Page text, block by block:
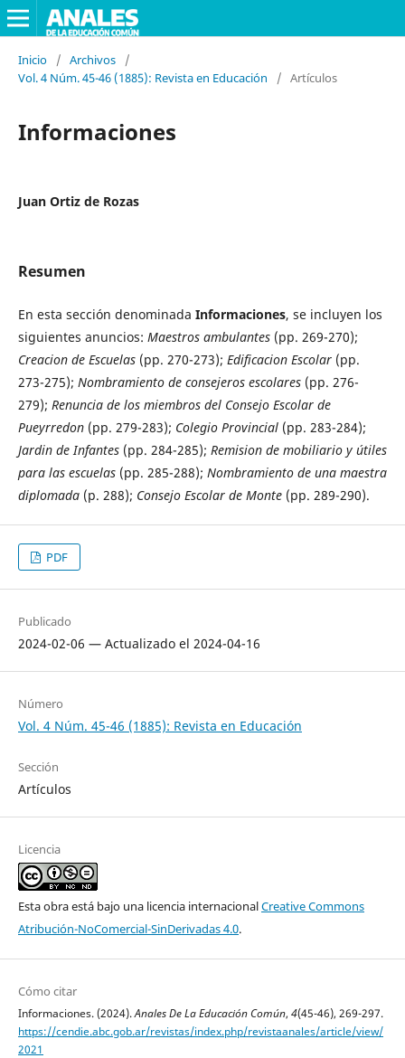
Inicio / Archivos
/
Vol. 4 Núm. 45-46 (1885): Revista en Educación
/ Artículos
Informaciones
Juan Ortiz de Rozas
Resumen
En esta sección denominada Informaciones, se incluyen los
siguientes anuncios: Maestros ambulantes (pp. 269-270);
Creacion de Escuelas (pp. 270-273); Edificacion Escolar (pp.
273-275); Nombramiento de consejeros escolares (pp. 276-
279); Renuncia de los miembros del Consejo Escolar de
Pueyrredon (pp. 279-283); Colegio Provincial (pp. 283-284);
Jardin de Infantes (pp. 284-285); Remision de mobiliario y útiles
para las escuelas (pp. 285-288); Nombramiento de una maestra
diplomada (p. 288); Consejo Escolar de Monte (pp. 289-290).
PDF
Publicado
2024-02-06 — Actualizado el 2024-04-16
Número
Vol. 4 Núm. 45-46 (1885): Revista en Educación
Sección
Artículos
Licencia
Esta obra está bajo una licencia internacionalCreative Commons
Atribución-NoComercial-SinDerivadas 4.0.
Cómo citar
Informaciones. (2024).Anales De La Educación Común, 4(45-46), 269-297.
https://cendie.abc.gob.ar/revistas/index.php/revistaanales/article/view/
2021